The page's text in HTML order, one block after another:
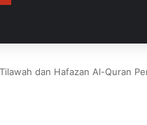
dan Hafazan Al-Quran